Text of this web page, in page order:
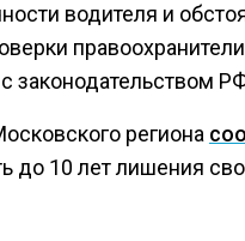
водителя и
законодательством
региона
до 10 лет лишения